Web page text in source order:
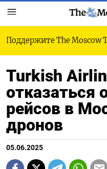
Поддержите The Moscow
Turkish
отказаться
рейсов в
дронов
05.06.2025